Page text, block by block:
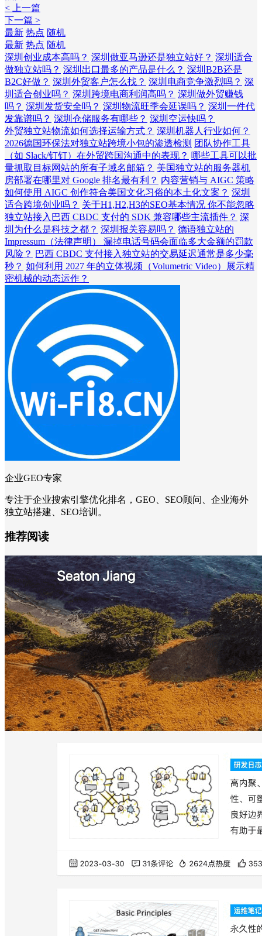
< 上一篇
下一篇 >
最新 热点 随机
最新 热点 随机
深圳创业成本高吗？ 深圳做亚马逊还是独立站好？ 深圳适合
做独立站吗？ 深圳出口最多的产品是什么？ 深圳B2B还是
B2C好做？ 深圳外贸客户怎么找？ 深圳电商竞争激烈吗？ 深
圳适合创业吗？ 深圳跨境电商利润高吗？ 深圳做外贸赚钱
吗？ 深圳发货安全吗？ 深圳物流旺季会延误吗？ 深圳一件代
发靠谱吗？ 深圳仓储服务有哪些？ 深圳空运快吗？
外贸独立站物流如何选择运输方式？ 深圳机器人行业如何？
2026德国环保法对独立站跨境小包的渗透检测 团队协作工具
（如 Slack/钉钉）在外贸跨国沟通中的表现？ 哪些工具可以批
量抓取目标网站的所有子域名邮箱？ 美国独立站的服务器机
房部署在哪里对 Google 排名最有利？ 内容营销与 AIGC 策略
如何使用 AIGC 创作符合美国文化习俗的本土化文案？ 深圳
适合跨境创业吗？ 关于H1,H2,H3的SEO基本情况 你不能忽略
独立站接入巴西 CBDC 支付的 SDK 兼容哪些主流插件？ 深
圳为什么是科技之都？ 深圳报关容易吗？ 德语独立站的
Impressum（法律声明） 漏掉电话号码会面临多大金额的罚款
风险？ 巴西 CBDC 支付接入独立站的交易延迟通常是多少毫
秒？ 如何利用 2027 年的立体视频（Volumetric Video）展示精
密机械的动态运作？
企业GEO专家
专注于企业搜索引擎优化排名，GEO、SEO顾问、企业海外
独立站搭建、SEO培训。
推荐阅读